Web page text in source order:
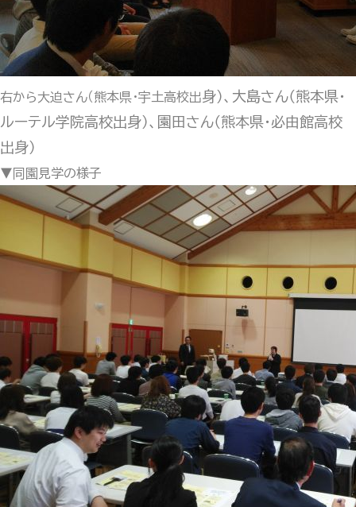
右から大迫さん（熊本県・宇土高校出身）、大島さん（熊本県・
ルーテル学院高校出身）、園田さん（熊本県・必由館高校
出身）
▼同園見学の様子